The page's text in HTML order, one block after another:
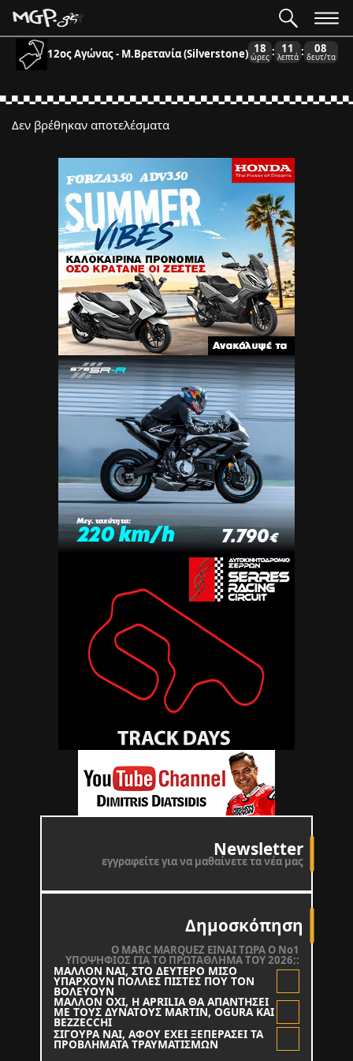
12ος Αγώνας - Μ.Βρετανία (Silverstone) 18
ώρες : 11
λεπτά : 08
δευτ/τα
Newsletter
εγγραφείτε για να μαθαίνετε τα νέα μας
Δημοσκόπηση
O MARC MARQUEZ ΕΙΝΑΙ ΤΩΡΑ Ο Νο1
ΥΠΟΨΗΦΙΟΣ ΓΙΑ ΤΟ ΠΡΩΤΑΘΛΗΜΑ ΤΟΥ 2026;:
ΜΑΛΛΟΝ ΝΑΙ, ΣΤΟ ΔΕΥΤΕΡΟ ΜΙΣΟ
ΥΠΑΡΧΟΥΝ ΠΟΛΛΕΣ ΠΙΣΤΕΣ ΠΟΥ ΤΟΝ
ΒΟΛΕΥΟΥΝ
ΜΑΛΛΟΝ ΟΧΙ, Η APRILIA ΘΑ ΑΠΑΝΤΗΣΕΙ
ΜΕ ΤΟΥΣ ΔΥΝΑΤΟΥΣ MARTIN, OGURA KAI
BEZZECCHI
ΣΙΓΟΥΡΑ ΝΑΙ, ΑΦΟΥ ΕΧΕΙ ΞΕΠΕΡΑΣΕΙ ΤΑ
ΠΡΟΒΛΗΜΑΤΑ ΤΡΑΥΜΑΤΙΣΜΩΝ
Δεν βρέθηκαν αποτελέσματα